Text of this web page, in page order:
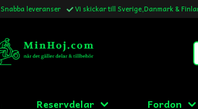
Snabba leveranser Vi skickar till Sverige,Danmark &
Reservdelar Fordon